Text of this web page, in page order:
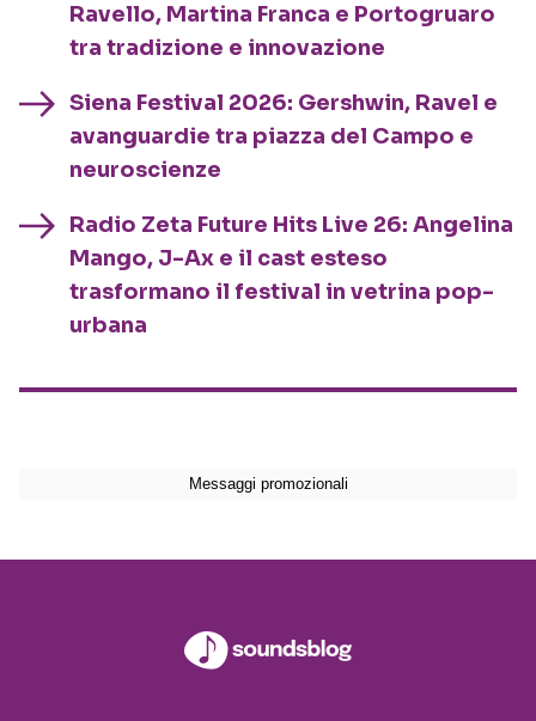
Ravello, Martina Franca e Portogruaro
tra tradizione e innovazione
Siena Festival 2026: Gershwin, Ravel e
avanguardie tra piazza del Campo e
neuroscienze
Radio Zeta Future Hits Live 26: Angelina
Mango, J-Ax e il cast esteso
trasformano il festival in vetrina pop-
urbana